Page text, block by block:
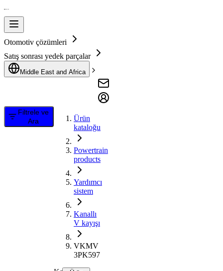
Otomotiv çözümleri
Satış sonrası yedek parçalar
Middle East and Africa
Filtrele ve
Ara
Ürün
kataloğu
Powertrain
products
Yardımcı
sistem
Kanallı
V kayışı
VKMV
3PK597